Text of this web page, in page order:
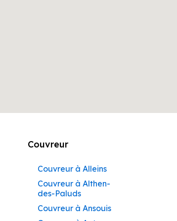
Couvreur
Couvreur à Alleins
Couvreur à Althen-
des-Paluds
Couvreur à Ansouis